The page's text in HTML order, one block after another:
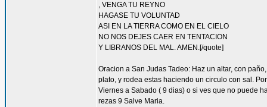
, VENGA TU REYNO
HAGASE TU VOLUNTAD
ASI EN LA TIERRA COMO EN EL CIELO
NO NOS DEJES CAER EN TENTACION
Y LIBRANOS DEL MAL. AMEN.[/quote]
Oracion a San Judas Tadeo: Haz un altar, con
plato, y rodea estas haciendo un circulo con sal.
Viernes a Sabado ( 9 dias) o si ves que no puede
rezas 9 Salve Maria.